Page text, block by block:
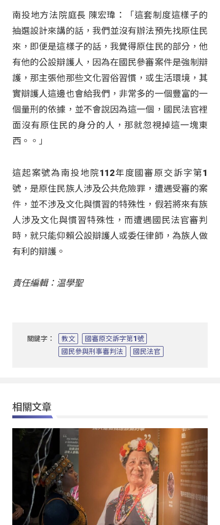
南投地方法院庭長 陳宏瑋：「這套制度這樣子的
抽選設計來講的話，我們並沒有辦法預先找原住民
來，即便是這樣子的話，我覺得原住民的部分，他
有他的公設辯護人，因為在國民參審案件是強制辯
護，那主張他那些文化習俗習慣，或生活環境，其
實辯護人這邊也會給我們，非常多的一個豐富的一
個量刑的依據，並不會說因為這一個，國民法官裡
面沒有原住民的身分的人，那就忽視掉這一塊東
西。。」
這起案號為南投地院112年度國審原交訴字第1
號，是原住民族人涉及公共危險罪，遭遇受審的案
件，並不涉及文化與慣習的特殊性，假若將來有族
人涉及文化與慣習特殊性，而遭遇國民法官審判
時，就只能仰賴公設辯護人或委任律師，為族人做
有利的辯護。
責任編輯：温學聖
關鍵字： 教文
國審原交訴字第1號
國民參與刑事審判法
國民法官
相關文章